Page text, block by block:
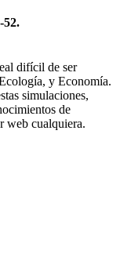
52.
difícil de ser
y Economía.
simulaciones,
de
web cualquiera.